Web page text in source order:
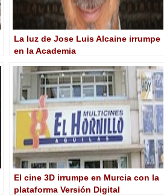
La luz de Jose Luis Alcaine irrumpe
en la Academia
El cine 3D irrumpe en Murcia con la
plataforma Versión Digital